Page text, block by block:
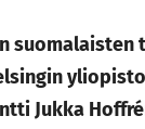
suomalaisten
Jukka